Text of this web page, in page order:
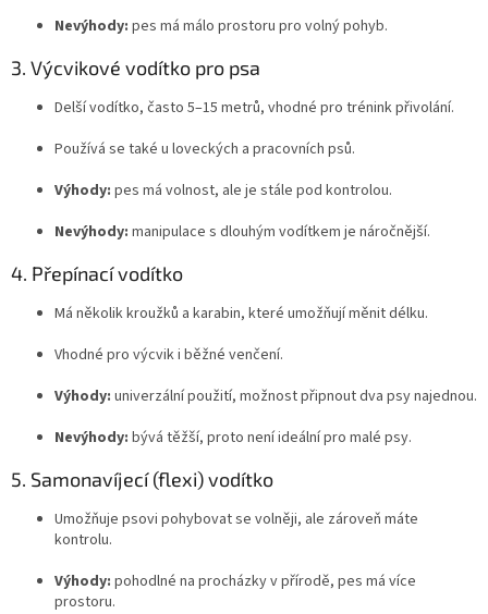
Nevýhody: pes má málo prostoru pro volný pohyb.
3. Výcvikové vodítko pro psa
Delší vodítko, často 5–15 metrů, vhodné pro trénink přivolání.
Používá se také u loveckých a pracovních psů.
Výhody: pes má volnost, ale je stále pod kontrolou.
Nevýhody: manipulace s dlouhým vodítkem je náročnější.
4. Přepínací vodítko
Má několik kroužků a karabin, které umožňují měnit délku.
Vhodné pro výcvik i běžné venčení.
Výhody: univerzální použití, možnost připnout dva psy najednou.
Nevýhody: bývá těžší, proto není ideální pro malé psy.
5. Samonavíjecí (flexi) vodítko
Umožňuje psovi pohybovat se volněji, ale zároveň máte
kontrolu.
Výhody: pohodlné na procházky v přírodě, pes má více
prostoru.